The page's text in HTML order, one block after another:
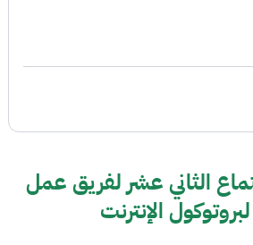
الثاني عشر لفريق عمل
الإنترنت